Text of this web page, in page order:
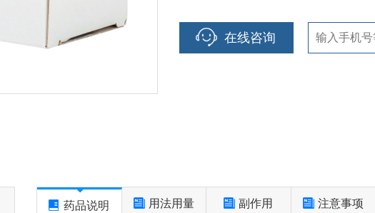
在线咨询
药品说明 用法用量 副作用 注意事项